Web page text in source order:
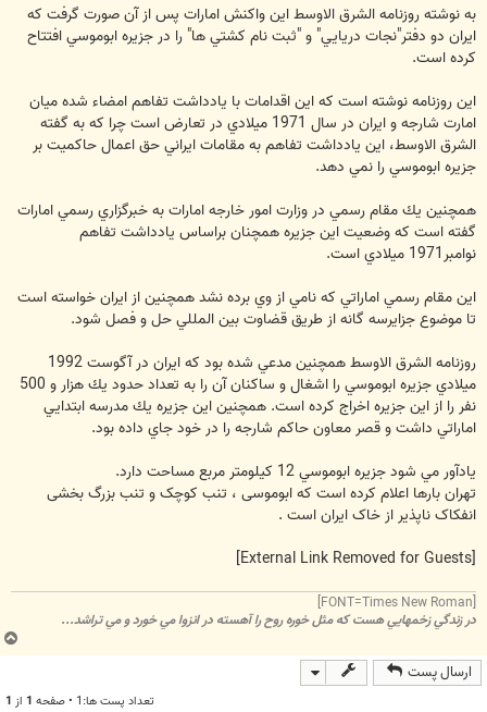
به نوشته روزنامه الشرق الاوسط اين واكنش امارات پس از آن صورت گرفت كه
ايران دو دفتر"نجات دريايي" و "ثبت نام كشتي ها" را در جزيره ابوموسي افتتاح
كرده است.
اين روزنامه نوشته است كه اين اقدامات با يادداشت تفاهم امضاء شده ميان
امارت شارجه و ايران در سال 1971 ميلادي در تعارض است چرا كه به گفته
الشرق الاوسط، اين يادداشت تفاهم به مقامات ايراني حق اعمال حاكميت بر
جزيره ابوموسي را نمي دهد.
همچنين يك مقام رسمي در وزارت امور خارجه امارات به خبرگزاري رسمي امارات
گفته است كه وضعيت اين جزيره همچنان براساس يادداشت تفاهم
نوامبر1971 ميلادي است.
اين مقام رسمي اماراتي كه نامي از وي برده نشد همچنين از ايران خواسته است
تا موضوع جزايرسه گانه از طريق قضاوت بين المللي حل و فصل شود.
روزنامه الشرق الاوسط همچنين مدعي شده بود كه ايران در آگوست 1992
ميلادي جزيره ابوموسي را اشغال و ساكنان آن را به تعداد حدود يك هزار و 500
نفر را از اين جزيره اخراج كرده است. همچنين اين جزيره يك مدرسه ابتدايي
اماراتي داشت و قصر معاون حاكم شارجه را در خود جاي داده بود.
يادآور مي شود جزيره ابوموسي 12 كيلومتر مربع مساحت دارد.
تهران بارها اعلام کرده است که ابوموسی ، تنب کوچک و تنب بزرگ بخشی
انفکاک ناپذیر از خاک ایران است .
[External Link Removed for Guests]
[FONT=Times New Roman]
در زندگي زخمهايي هست که مثل خوره روح را آهسته در انزوا مي خورد و مي تراشد...
ارسال پست
تعداد پست ها:1 • صفحه 1 از 1